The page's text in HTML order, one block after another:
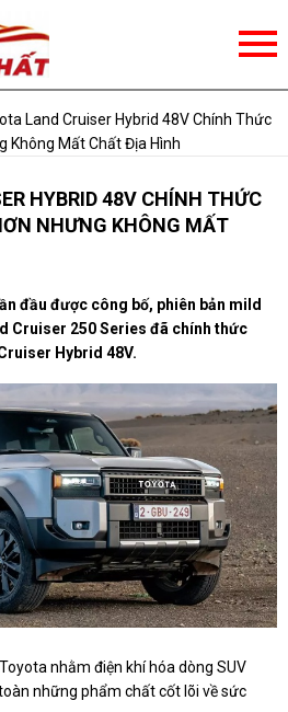
Land Cruiser Hybrid 48V Chính Thức
Không Mất Chất Địa Hình
HYBRID 48V CHÍNH THỨC
NHƯNG KHÔNG MẤT
đầu được công bố, phiên bản mild
Cruiser 250 Series đã chính thức
Hybrid 48V.
nhằm điện khí hóa dòng SUV
những phẩm chất cốt lõi về sức